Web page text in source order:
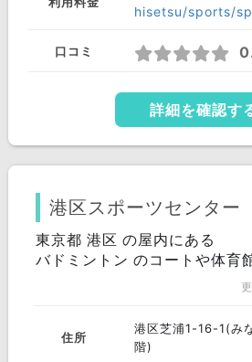
hisetsu/sports/
口コミ
詳細を確認す
港区スポーツセンター
東京都 港区 の屋内にある
バドミントン のコートや体育
住所
港区芝浦1-16-1(み
階)